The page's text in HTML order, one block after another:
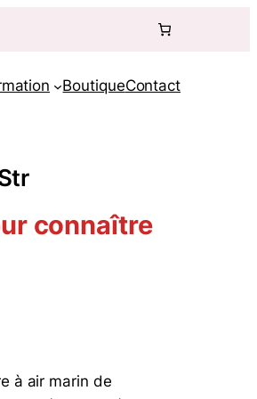
BoutiqueContact
connaître
à air marin de